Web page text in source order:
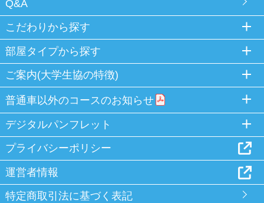
Q&A
こだわりから探す
部屋タイプから探す
ご案内(大学生協の特徴)
普通車以外のコースのお知らせ
デジタルパンフレット
プライバシーポリシー
運営者情報
特定商取引法に基づく表記